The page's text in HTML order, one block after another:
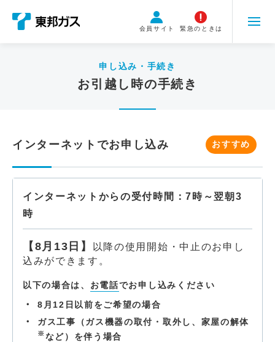
会員サイト 緊急のときは
申し込み・手続き
お引越し時の手続き
インターネットでお申し込み おすすめ
インターネットからの受付時間：7時～翌朝3
時
【8月13日】
以降の使用開始・中止のお申し
込みができます。
以下の場合は、 お電話でお申し込みください
8月12日 以前をご希望の場合
ガス工事（ガス機器の取付・取外し、家屋の解体
※ など）を伴う場合